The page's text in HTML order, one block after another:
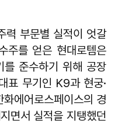
력 부문별 실적이 엇갈
주를 얻은 현대로템은
준수하기 위해 공장
표 무기인 K9과 현궁·
에어로스페이스의 경
면서 실적을 지탱했던